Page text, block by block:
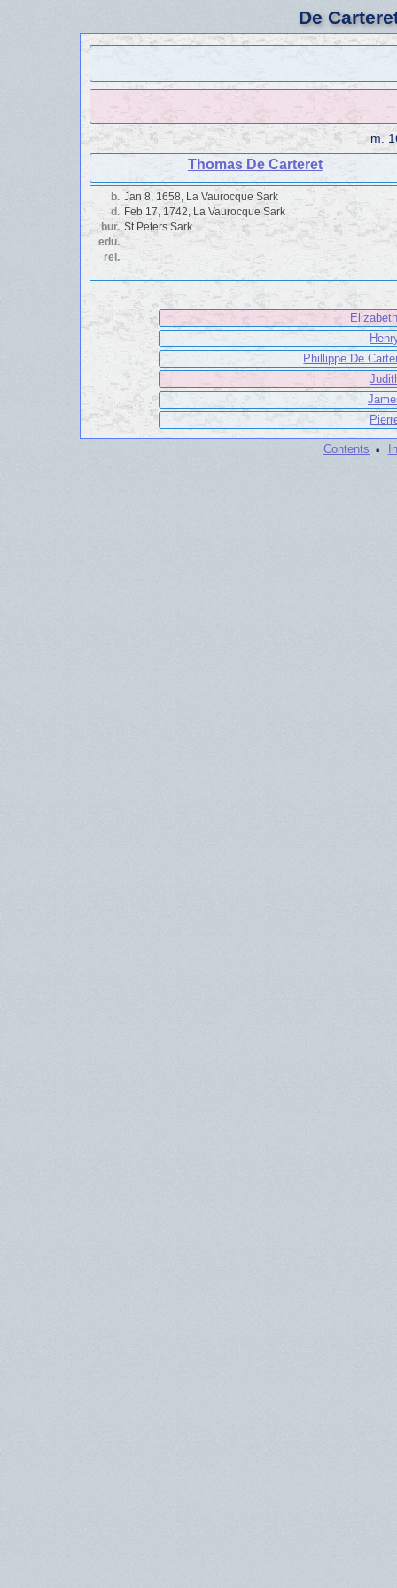
De
m.
Thomas De Carteret
b. Jan 8, 1658, La Vaurocque Sark
d. Feb 17, 1742, La Vaurocque Sark
bur. St Peters Sark
edu.
rel.
Phillippe De
Contents ·